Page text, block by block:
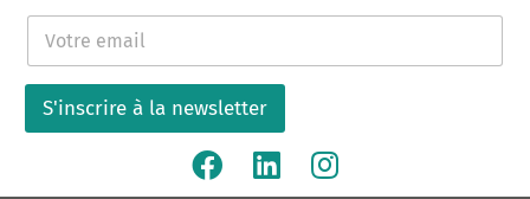
m
l
S'inscrire à la newsletter